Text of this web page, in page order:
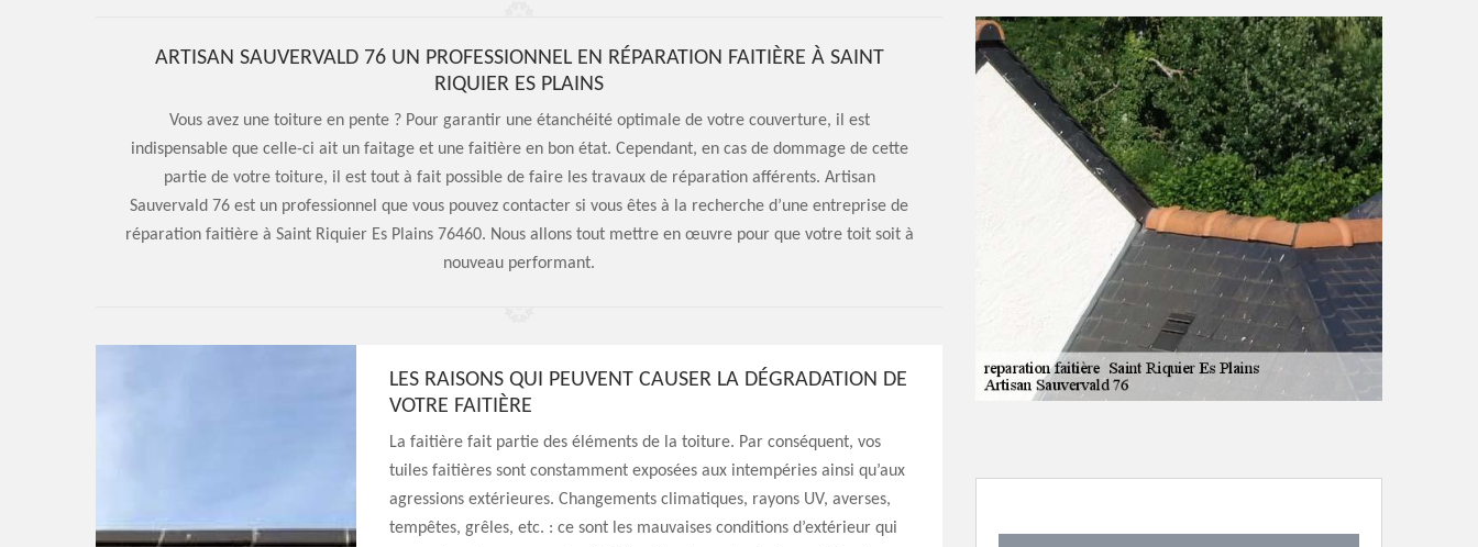
ARTISAN SAUVERVALD 76 UN PROFESSIONNEL EN RÉPARATION FAITIÈRE À SAINT
RIQUIER ES PLAINS
Vous avez une toiture en pente ? Pour garantir une étanchéité optimale de votre couverture, il est
indispensable que celle-ci ait un faitage et une faitière en bon état. Cependant, en cas de dommage de cette
partie de votre toiture, il est tout à fait possible de faire les travaux de réparation afférents. Artisan
Sauvervald 76 est un professionnel que vous pouvez contacter si vous êtes à la recherche d’une entreprise de
réparation faitière à Saint Riquier Es Plains 76460. Nous allons tout mettre en œuvre pour que votre toit soit à
nouveau performant.
LES RAISONS QUI PEUVENT CAUSER LA DÉGRADATION DE
VOTRE FAITIÈRE
La faitière fait partie des éléments de la toiture. Par conséquent, vos
tuiles faitières sont constamment exposées aux intempéries ainsi qu’aux
agressions extérieures. Changements climatiques, rayons UV, averses,
tempêtes, grêles, etc. : ce sont les mauvaises conditions d’extérieur qui